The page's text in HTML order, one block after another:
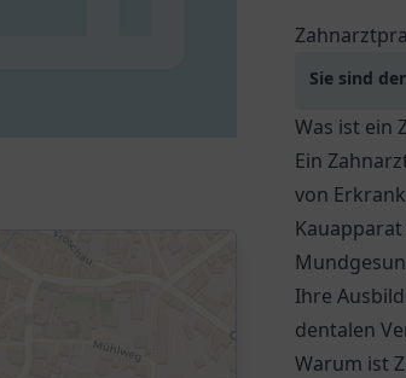
Sie sind
Was ist ein
Ein
von
Ihre
dentalen
Warum ist